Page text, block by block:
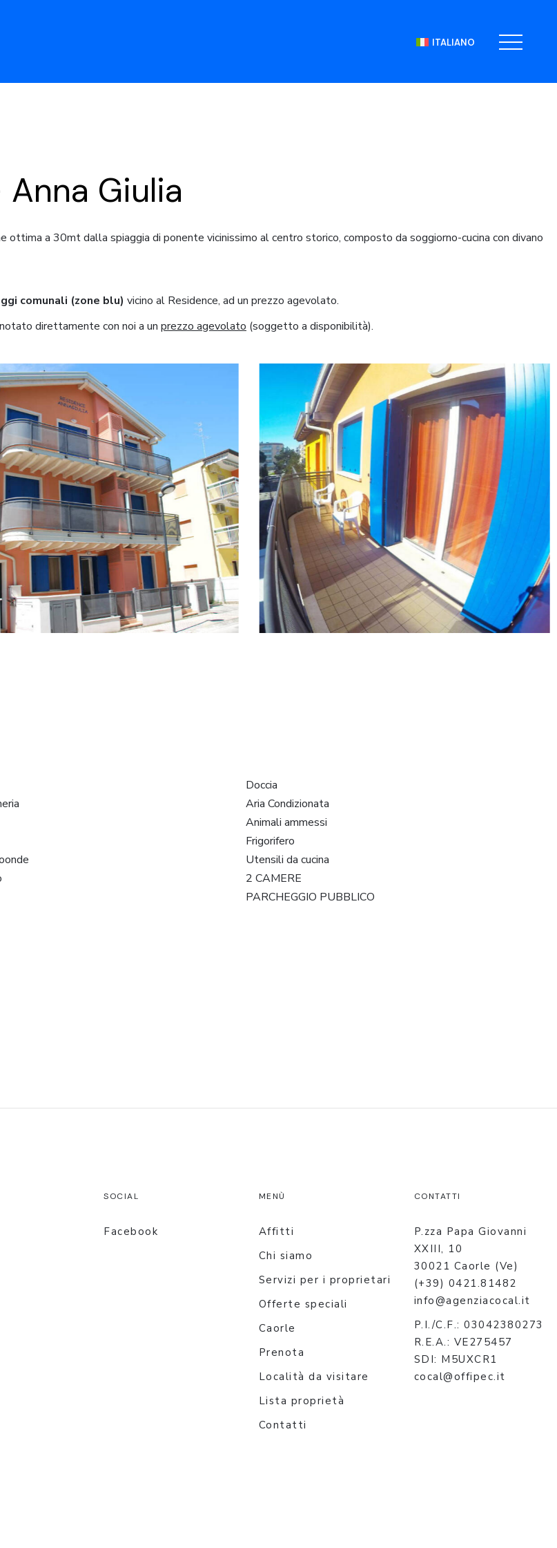
ITALIANO
Giulia
ottima a 30mt dalla spiaggia di ponente vicinissimo al centro storico, composto da soggiorno-cucina con divano
comunali (zone blu) vicino al Residence, ad un prezzo agevolato.
direttamente con noi a un prezzo agevolato (soggetto a disponibilità).
Doccia
Aria Condizionata
Animali ammessi
Frigorifero
Utensili da cucina
2 CAMERE
PARCHEGGIO PUBBLICO
SOCIAL
Facebook
MENÙ
Affitti
Chi siamo
Servizi per i proprietari
Offerte speciali
Caorle
Prenota
Località da visitare
Lista proprietà
Contatti
CONTATTI
P.zza Papa Giovanni
XXIII, 10
30021 Caorle (Ve)
(+39) 0421.81482
info@agenziacocal.it
P.I./C.F.: 03042380273
R.E.A.: VE275457
SDI: M5UXCR1
cocal@offipec.it